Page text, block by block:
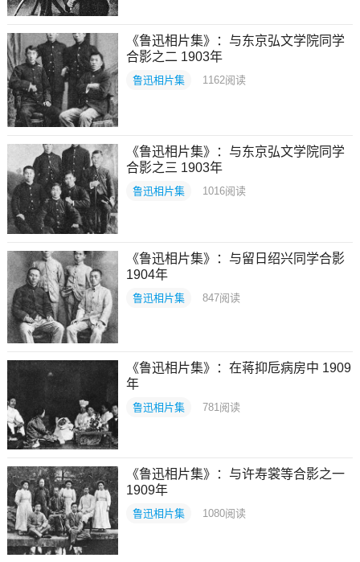
《鲁迅相片集》：与东京弘文学院同学
合影之二 1903年
鲁迅相片集 1162阅读
《鲁迅相片集》：与东京弘文学院同学
合影之三 1903年
鲁迅相片集 1016阅读
《鲁迅相片集》：与留日绍兴同学合影
1904年
鲁迅相片集 847阅读
《鲁迅相片集》：在蒋抑卮病房中 1909
年
鲁迅相片集 781阅读
《鲁迅相片集》：与许寿裳等合影之一
1909年
鲁迅相片集 1080阅读